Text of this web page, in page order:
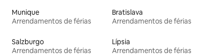
Munique
Arrendamentos de férias
Bratislava
Arrendamentos de férias
Salzburgo
Arrendamentos de férias
Lípsia
Arrendamentos de férias